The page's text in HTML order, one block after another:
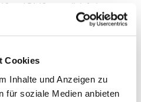
Cookies
Inhalte und Anzeigen zu
für soziale Medien anbieten
und 31.12. zusätzlich frei
Fortbildungsveranstaltungen
Unterstützung beim Master-
in elektronischer Form
einer PDF-Datei) unter Angabe